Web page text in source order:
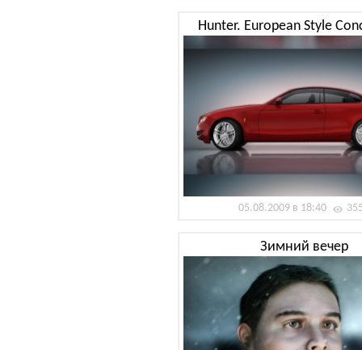
Hunter. European Style
05.08.2009 в 18:40
Зимний вечер